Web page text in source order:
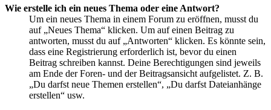
Wie erstelle ich ein neues Thema oder eine Antwort?
Um ein neues Thema in einem Forum zu eröffnen, musst du
auf „Neues Thema“ klicken. Um auf einen Beitrag zu
antworten, musst du auf „Antworten“ klicken. Es könnte sein,
dass eine Registrierung erforderlich ist, bevor du einen
Beitrag schreiben kannst. Deine Berechtigungen sind jeweils
am Ende der Foren- und der Beitragsansicht aufgelistet. Z. B.
„Du darfst neue Themen erstellen“, „Du darfst Dateianhänge
erstellen“ usw.